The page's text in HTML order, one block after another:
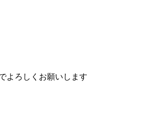
よろしくお願いします